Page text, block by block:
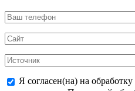
Я согласен(на) на